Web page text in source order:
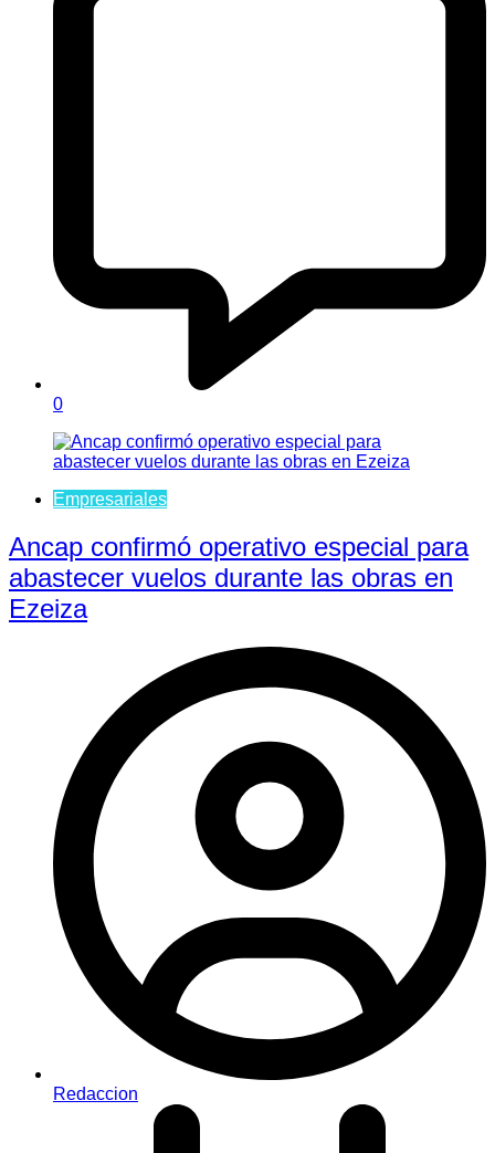
0
Empresariales
Ancap confirmó operativo especial para
abastecer vuelos durante las obras en
Ezeiza
Redaccion